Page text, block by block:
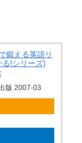
鍛える英語リ
る!シリーズ)
版 2007-03